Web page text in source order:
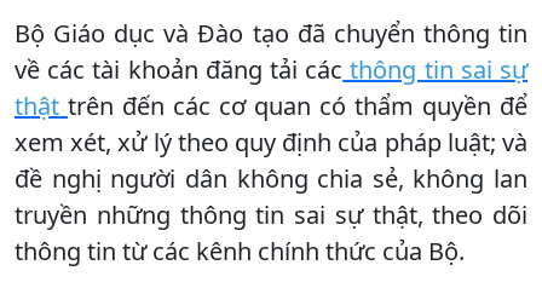
Bộ Giáo dục và Đào tạo đã chuyển thông tin
về các tài khoản đăng tải các thông tin sai sự
thật trên đến các cơ quan có thẩm quyền để
xem xét, xử lý theo quy định của pháp luật; và
đề nghị người dân không chia sẻ, không lan
truyền những thông tin sai sự thật, theo dõi
thông tin từ các kênh chính thức của Bộ.